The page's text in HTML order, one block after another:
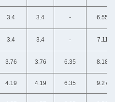
3.4 3.4 - 6.55
3.4 3.4 - 7.11
3.76 3.76 6.35 8.18
4.19 4.19 6.35 9.27